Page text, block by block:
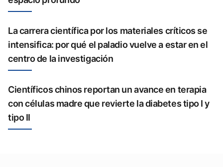
La carrera científica por los materiales críticos se
intensifica: por qué el paladio vuelve a estar en el
centro de la investigación
Científicos chinos reportan un avance en terapia
con células madre que revierte la diabetes tipo I y
tipo II